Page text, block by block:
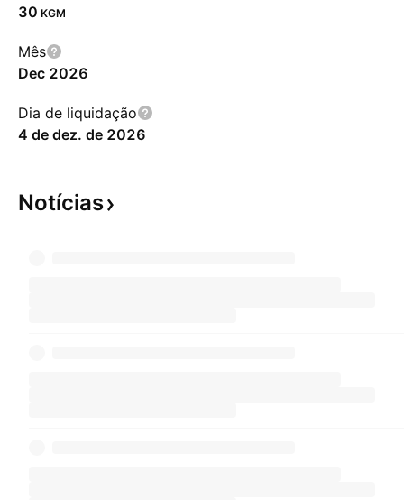
30 KGM
Mês
Dec 2026
Dia de liquidação
4 de dez. de 2026
Notícias